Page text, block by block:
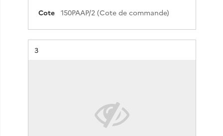
Cote
150PAAP/2 (Cote de commande)
Résultat n°
3